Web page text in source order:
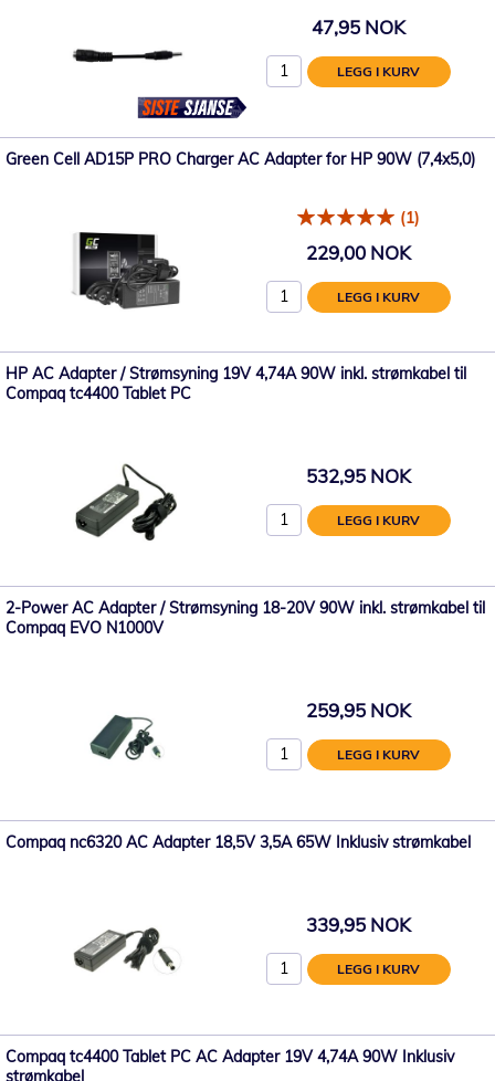
47,95 NOK
LEGG I KURV
Green Cell AD15P PRO Charger AC Adapter for HP 90W (7,4x5,0)
(1)
229,00 NOK
LEGG I KURV
HP AC Adapter / Strømsyning 19V 4,74A 90W inkl. strømkabel til
Compaq tc4400 Tablet PC
532,95 NOK
LEGG I KURV
2-Power AC Adapter / Strømsyning 18-20V 90W inkl. strømkabel til
Compaq EVO N1000V
259,95 NOK
LEGG I KURV
Compaq nc6320 AC Adapter 18,5V 3,5A 65W Inklusiv strømkabel
339,95 NOK
LEGG I KURV
Compaq tc4400 Tablet PC AC Adapter 19V 4,74A 90W Inklusiv
strømkabel